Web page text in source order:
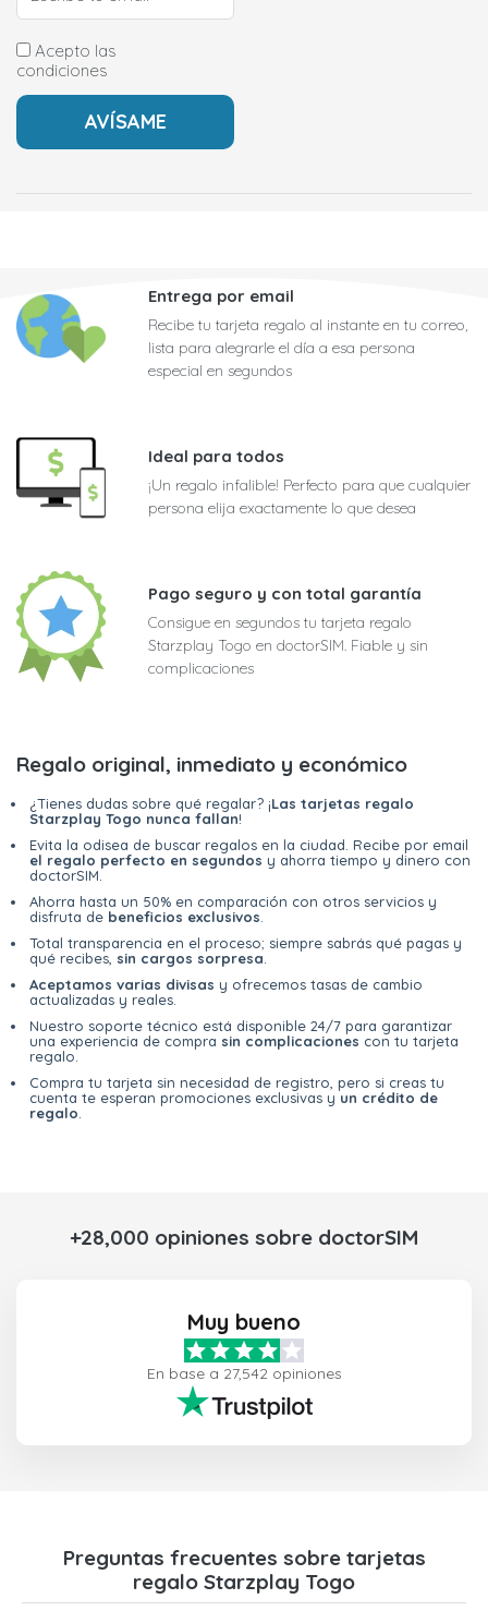
Acepto las
condiciones
Entrega por email
Recibe tu tarjeta regalo al instante en tu correo,
lista para alegrarle el día a esa persona
especial en segundos
Ideal para todos
¡Un regalo infalible! Perfecto para que cualquier
persona elija exactamente lo que desea
Pago seguro y con total garantía
Consigue en segundos tu tarjeta regalo
Starzplay Togo en doctorSIM. Fiable y sin
complicaciones
Regalo original, inmediato y económico
¿Tienes dudas sobre qué regalar? ¡Las tarjetas regalo
Starzplay Togo nunca fallan!
Evita la odisea de buscar regalos en la ciudad. Recibe por email
el regalo perfecto en segundos y ahorra tiempo y dinero con
doctorSIM.
Ahorra hasta un 50% en comparación con otros servicios y
disfruta de beneficios exclusivos
Total transparencia en el proceso; siempre sabrás qué pagas y
qué recibes, sin cargos sorpresa
Aceptamos varias divisas y ofrecemos tasas de cambio
actualizadas y reales.
Nuestro soporte técnico está disponible 24/7 para garantizar
una experiencia de compra sin complicaciones con tu tarjeta
regalo.
Compra tu tarjeta sin necesidad de registro, pero si creas tu
cuenta te esperan promociones exclusivas y un crédito de
regalo
+28,000 opiniones sobre doctorSIM
Muy bueno
En base a 27,542 opiniones
Preguntas frecuentes sobre tarjetas
regalo Starzplay Togo